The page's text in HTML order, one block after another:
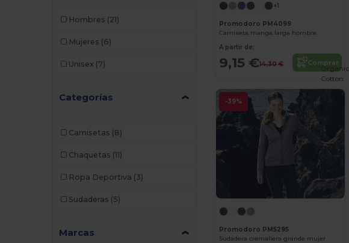
Hombres (21)
Mujeres (6)
Unisex (7)
Categorías
Camisetas (8)
Chaquetas (11)
Ropa Deportiva (3)
Sudaderas (5)
Marcas
+1
Promodoro PM4099
Camiseta manga larga hombre
A partir de:
9,15 €14,30 € Comprar
-39%
Promodoro PM5295
Sudadera cremallera grande mujer
Organic
Cotton